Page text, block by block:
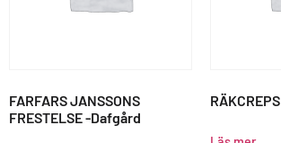
FARFARS JANSSONS
FRESTELSE -Dafgård
RÄKCREPS